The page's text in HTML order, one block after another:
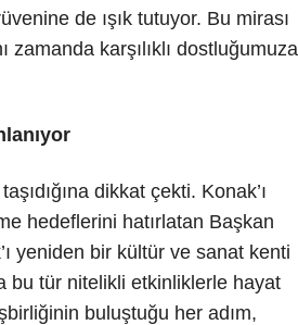
de ışık tutuyor. Bu mirası
karşılıklı dostluğumuza
dikkat çekti. Konak’ı
hedeflerini hatırlatan Başkan
yeniden bir kültür ve sanat kenti
bu tür nitelikli etkinliklerle hayat
buluştuğu her adım,